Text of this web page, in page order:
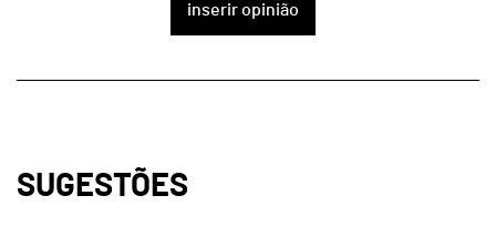
inserir opinião
SUGESTÕES